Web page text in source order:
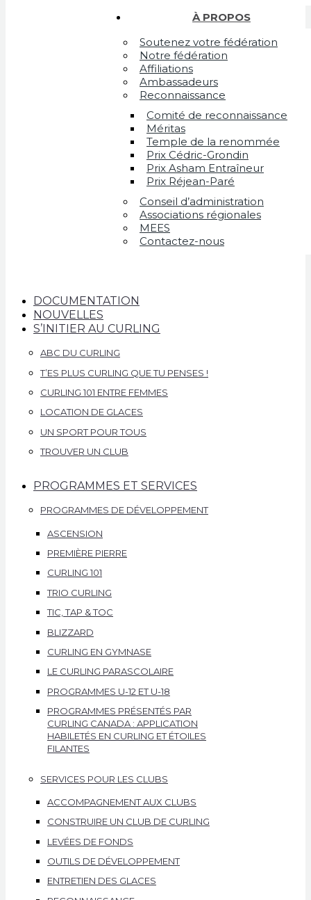
À PROPOS
Soutenez votre fédération
Notre fédération
Affiliations
Ambassadeurs
Reconnaissance
Comité de reconnaissance
Méritas
Temple de la renommée
Prix Cédric-Grondin
Prix Asham Entraîneur
Prix Réjean-Paré
Conseil d’administration
Associations régionales
MEES
Contactez-nous
DOCUMENTATION
NOUVELLES
S’INITIER AU CURLING
ABC DU CURLING
T’ES PLUS CURLING QUE TU PENSES !
CURLING 101 ENTRE FEMMES
LOCATION DE GLACES
UN SPORT POUR TOUS
TROUVER UN CLUB
PROGRAMMES ET SERVICES
PROGRAMMES DE DÉVELOPPEMENT
ASCENSION
PREMIÈRE PIERRE
CURLING 101
TRIO CURLING
TIC, TAP & TOC
BLIZZARD
CURLING EN GYMNASE
LE CURLING PARASCOLAIRE
PROGRAMMES U-12 ET U-18
PROGRAMMES PRÉSENTÉS PAR
CURLING CANADA : APPLICATION
HABILETÉS EN CURLING ET ÉTOILES
FILANTES
SERVICES POUR LES CLUBS
ACCOMPAGNEMENT AUX CLUBS
CONSTRUIRE UN CLUB DE CURLING
LEVÉES DE FONDS
OUTILS DE DÉVELOPPEMENT
ENTRETIEN DES GLACES